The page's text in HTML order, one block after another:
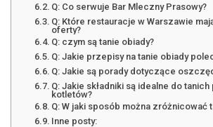
Q: Co serwuje Bar Mleczny Prasowy?
Q: Które restauracje w Warszawie
oferty?
Q: czym są tanie obiady?
Q: Jakie przepisy na tanie obiady
Q: Jakie są porady dotyczące
Q: Jakie składniki są idealne do
kotletów?
Q: W jaki sposób można zróżnicować
Inne posty: